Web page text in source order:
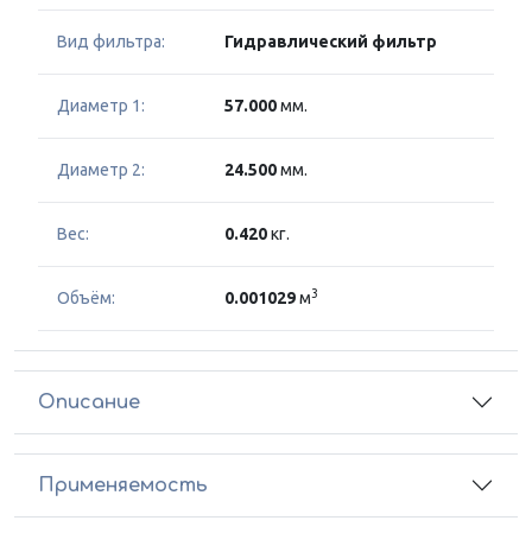
Вид фильтра: Гидравлический фильтр
Диаметр 1: 57.000мм.
Диаметр 2: 24.500мм.
Вес: 0.420кг.
Объём: 0.001029м3
Описание
Применяемость